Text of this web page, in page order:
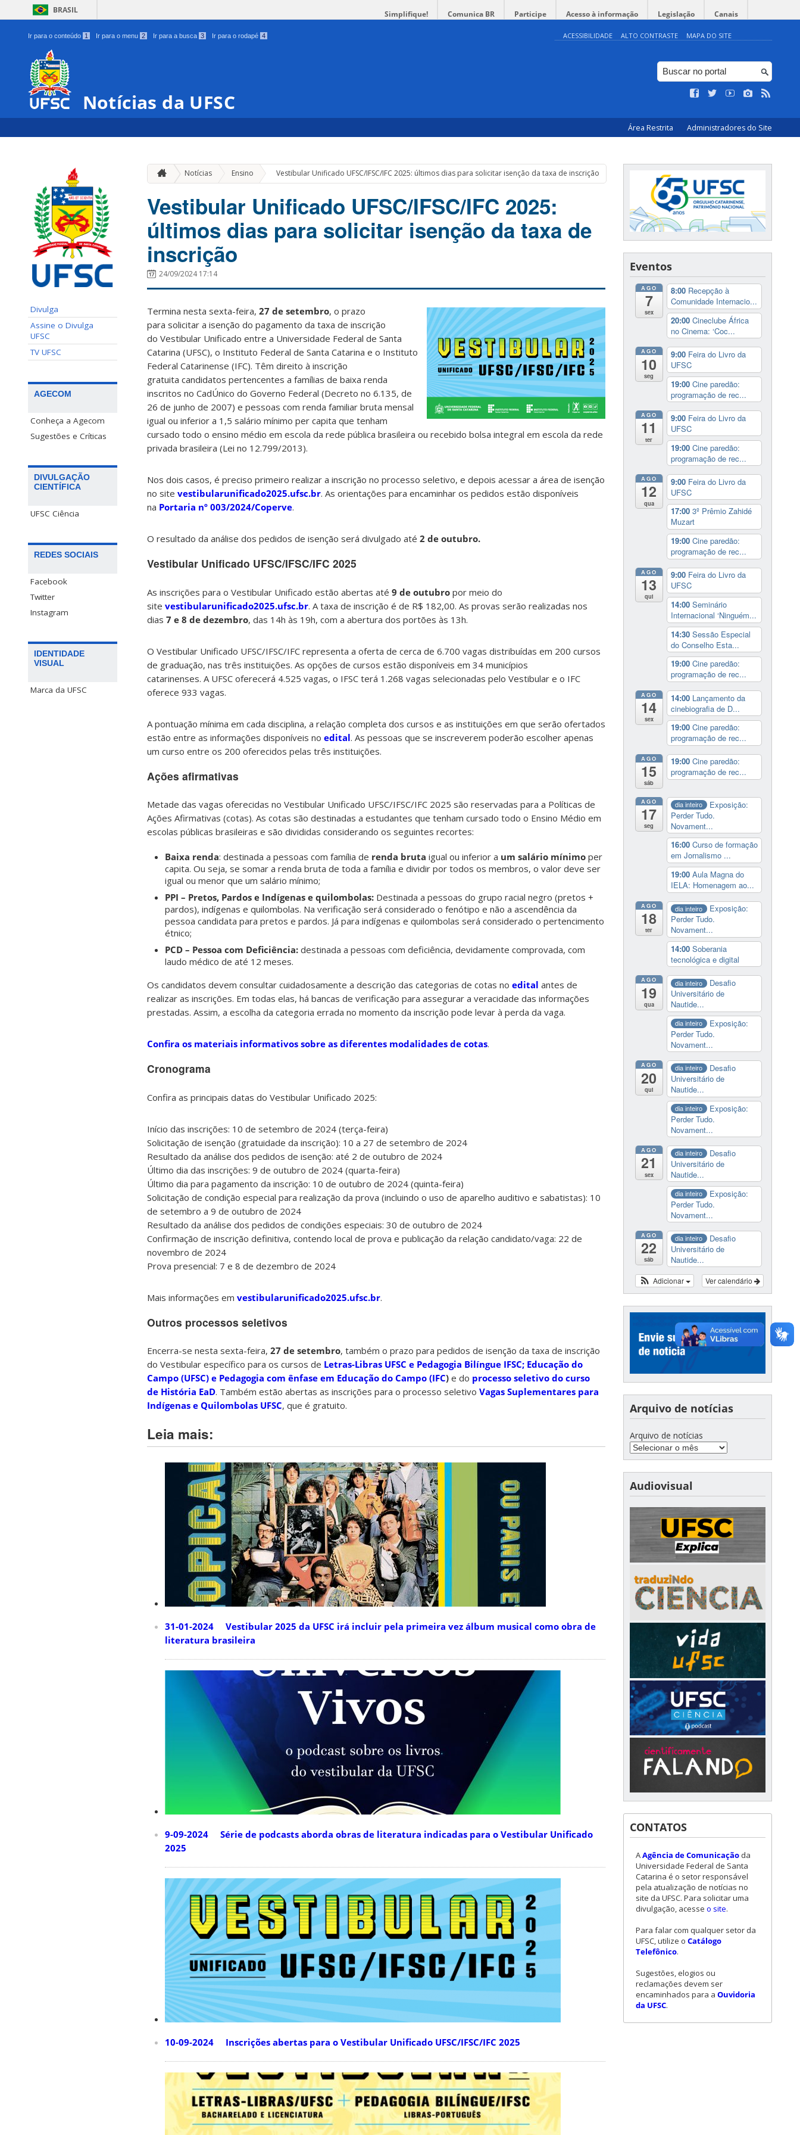
BRASIL Simplifique! Comunica BR Participe Acesso à informação Legislação Canais
Ir para o conteúdo 1 Ir para o menu 2 Ir para a busca 3 Ir para o rodapé 4 ACESSIBILIDADE ALTO CONTRASTE MAPA DO SITE
Notícias da UFSC
Área Restrita Administradores do Site
Divulga
Assine o Divulga
UFSC
TV UFSC
AGECOM
Conheça a Agecom
Sugestões e Críticas
DIVULGAÇÃO
CIENTÍFICA
UFSC Ciência
REDES SOCIAIS
Facebook
Twitter
Instagram
IDENTIDADE
VISUAL
Marca da UFSC
Notícias Ensino » Vestibular Unificado UFSC/IFSC/IFC 2025: últimos dias para solicitar isenção da taxa de inscrição
Vestibular Unificado UFSC/IFSC/IFC 2025:
últimos dias para solicitar isenção da taxa de
inscrição
24/09/2024 17:14
Termina nesta sexta-feira, 27 de setembro, o prazo
para solicitar a isenção do pagamento da taxa de inscrição
do Vestibular Unificado entre a Universidade Federal de Santa
Catarina (UFSC), o Instituto Federal de Santa Catarina e o Instituto
Federal Catarinense (IFC). Têm direito à inscrição
gratuita candidatos pertencentes a famílias de baixa renda
inscritos no CadÚnico do Governo Federal (Decreto no 6.135, de
26 de junho de 2007) e pessoas com renda familiar bruta mensal
igual ou inferior a 1,5 salário mínimo per capita que tenham
cursado todo o ensino médio em escola da rede pública brasileira ou recebido bolsa integral em escola da rede
privada brasileira (Lei no 12.799/2013).
Nos dois casos, é preciso primeiro realizar a inscrição no processo seletivo, e depois acessar a área de isenção
no site vestibularunificado2025.ufsc.br. As orientações para encaminhar os pedidos estão disponíveis
na Portaria nº 003/2024/Coperve.
O resultado da análise dos pedidos de isenção será divulgado até 2 de outubro.
Vestibular Unificado UFSC/IFSC/IFC 2025
As inscrições para o Vestibular Unificado estão abertas até 9 de outubro por meio do
site vestibularunificado2025.ufsc.br. A taxa de inscrição é de R$ 182,00. As provas serão realizadas nos
dias 7 e 8 de dezembro, das 14h às 19h, com a abertura dos portões às 13h.
O Vestibular Unificado UFSC/IFSC/IFC representa a oferta de cerca de 6.700 vagas distribuídas em 200 cursos
de graduação, nas três instituições. As opções de cursos estão disponíveis em 34 municípios
catarinenses. A UFSC oferecerá 4.525 vagas, o IFSC terá 1.268 vagas selecionadas pelo Vestibular e o IFC
oferece 933 vagas.
A pontuação mínima em cada disciplina, a relação completa dos cursos e as instituições em que serão ofertados
estão entre as informações disponíveis no edital. As pessoas que se inscreverem poderão escolher apenas
um curso entre os 200 oferecidos pelas três instituições.
Ações afirmativas
Metade das vagas oferecidas no Vestibular Unificado UFSC/IFSC/IFC 2025 são reservadas para a Políticas de
Ações Afirmativas (cotas). As cotas são destinadas a estudantes que tenham cursado todo o Ensino Médio em
escolas públicas brasileiras e são divididas considerando os seguintes recortes:
Baixa renda: destinada a pessoas com família de renda bruta igual ou inferior a um salário mínimo per
capita. Ou seja, se somar a renda bruta de toda a família e dividir por todos os membros, o valor deve ser
igual ou menor que um salário mínimo;
PPI – Pretos, Pardos e Indígenas e quilombolas: Destinada a pessoas do grupo racial negro (pretos +
pardos), indígenas e quilombolas. Na verificação será considerado o fenótipo e não a ascendência da
pessoa candidata para pretos e pardos. Já para indígenas e quilombolas será considerado o pertencimento
étnico;
PCD – Pessoa com Deficiência: destinada a pessoas com deficiência, devidamente comprovada, com
laudo médico de até 12 meses.
Os candidatos devem consultar cuidadosamente a descrição das categorias de cotas no edital antes de
realizar as inscrições. Em todas elas, há bancas de verificação para assegurar a veracidade das informações
prestadas. Assim, a escolha da categoria errada no momento da inscrição pode levar à perda da vaga.
Confira os materiais informativos sobre as diferentes modalidades de cotas.
Cronograma
Confira as principais datas do Vestibular Unificado 2025:
Início das inscrições: 10 de setembro de 2024 (terça-feira)
Solicitação de isenção (gratuidade da inscrição): 10 a 27 de setembro de 2024
Resultado da análise dos pedidos de isenção: até 2 de outubro de 2024
Último dia das inscrições: 9 de outubro de 2024 (quarta-feira)
Último dia para pagamento da inscrição: 10 de outubro de 2024 (quinta-feira)
Solicitação de condição especial para realização da prova (incluindo o uso de aparelho auditivo e sabatistas): 10
de setembro a 9 de outubro de 2024
Resultado da análise dos pedidos de condições especiais: 30 de outubro de 2024
Confirmação de inscrição definitiva, contendo local de prova e publicação da relação candidato/vaga: 22 de
novembro de 2024
Prova presencial: 7 e 8 de dezembro de 2024
Mais informações em vestibularunificado2025.ufsc.br.
Outros processos seletivos
Encerra-se nesta sexta-feira, 27 de setembro, também o prazo para pedidos de isenção da taxa de inscrição
do Vestibular específico para os cursos de Letras-Libras UFSC e Pedagogia Bilíngue IFSC; Educação do
Campo (UFSC) e Pedagogia com ênfase em Educação do Campo (IFC) e do processo seletivo do curso
de História EaD. Também estão abertas as inscrições para o processo seletivo Vagas Suplementares para
Indígenas e Quilombolas UFSC, que é gratuito.
Leia mais:
31-01-2024 Vestibular 2025 da UFSC irá incluir pela primeira vez álbum musical como obra de
literatura brasileira
9-09-2024 Série de podcasts aborda obras de literatura indicadas para o Vestibular Unificado
2025
10-09-2024 Inscrições abertas para o Vestibular Unificado UFSC/IFSC/IFC 2025
Eventos
AGO
7
sex
8:00 Recepção à
Comunidade Internacio...
20:00 Cineclube África
no Cinema: ‘Coc...
AGO
10
seg
9:00 Feira do Livro da
UFSC
19:00 Cine paredão:
programação de rec...
AGO
11
ter
9:00 Feira do Livro da
UFSC
19:00 Cine paredão:
programação de rec...
AGO
12
qua
9:00 Feira do Livro da
UFSC
17:00 3º Prêmio Zahidé
Muzart
19:00 Cine paredão:
programação de rec...
AGO
13
qui
9:00 Feira do Livro da
UFSC
14:00 Seminário
Internacional ‘Ninguém...
14:30 Sessão Especial
do Conselho Esta...
19:00 Cine paredão:
programação de rec...
AGO
14
sex
14:00 Lançamento da
cinebiografia de D...
19:00 Cine paredão:
programação de rec...
AGO
15
sáb
19:00 Cine paredão:
programação de rec...
AGO
17
seg
dia inteiro
Exposição:
Perder Tudo.
Novament...
16:00 Curso de formação
em Jornalismo ...
19:00 Aula Magna do
IELA: Homenagem ao...
AGO
18
ter
dia inteiro
Exposição:
Perder Tudo.
Novament...
14:00 Soberania
tecnológica e digital
AGO
19
qua
dia inteiro
Desafio
Universitário de
Nautide...
dia inteiro
Exposição:
Perder Tudo.
Novament...
AGO
20
qui
dia inteiro
Desafio
Universitário de
Nautide...
dia inteiro
Exposição:
Perder Tudo.
Novament...
AGO
21
sex
dia inteiro
Desafio
Universitário de
Nautide...
dia inteiro
Exposição:
Perder Tudo.
Novament...
AGO
22
sáb
dia inteiro
Desafio
Universitário de
Nautide...
Ver calendário
Adicionar
Arquivo de notícias
Arquivo de notícias
Audiovisual
CONTATOS
AAgência de Comunicação da
Universidade Federal de Santa
Catarina é o setor responsável
pela atualização de notícias no
site da UFSC. Para solicitar uma
divulgação, acesse o site.
Para falar com qualquer setor da
UFSC, utilize o Catálogo
Telefônico.
Sugestões, elogios ou
reclamações devem ser
encaminhados para a Ouvidoria
da UFSC.